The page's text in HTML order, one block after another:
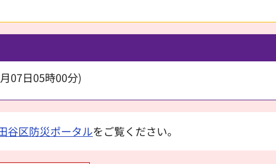
07日05時00分)
谷区防災ポータルをご覧ください。